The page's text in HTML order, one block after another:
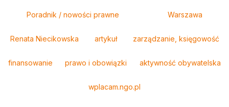
Poradnik / nowości prawne Warszawa
Renata Niecikowska artykuł zarządzanie, księgowość
finansowanie prawo i obowiązki aktywność obywatelska
wplacam.ngo.pl